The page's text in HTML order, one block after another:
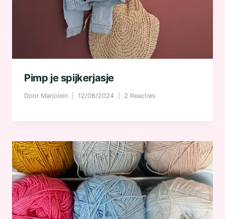
Pimp je spijkerjasje
Door Marjolein 12/08/2024 2 Reacties